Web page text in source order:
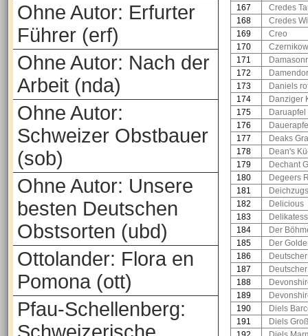
Ohne Autor: Erfurter
Führer (erf)
Ohne Autor: Nach der
Arbeit (nda)
Ohne Autor:
Schweizer Obstbauer
(sob)
Ohne Autor: Unsere
besten Deutschen
Obstsorten (ubd)
Ottolander: Flora en
Pomona (ott)
Pfau-Schellenberg:
167
Credes
168
Credes
169
Creo
170
171
172
173
Daniels
174
Danziger
175
Daruapfel
176
177
Deaks
178
Dean's
179
Dechant
180
Degeers
181
182
Delicious
183
184
Der
185
Der
186
187
188
189
190
Diels
191
Diels